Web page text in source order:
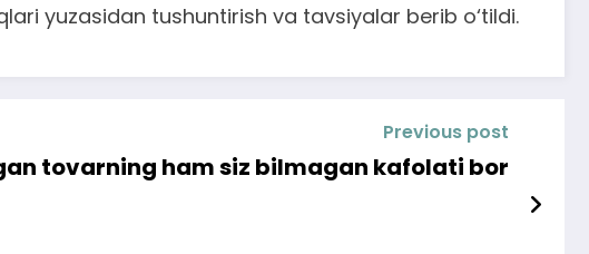
yuzasidan tushuntirish va tavsiyalar berib o‘tildi.
Previous post
tovarning ham siz bilmagan kafolati bor